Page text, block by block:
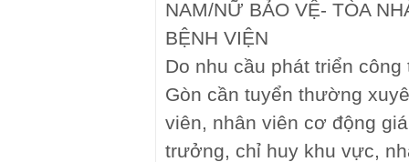
NAM/NỮ BẢO VỆ- TÒA
BỆNH VIỆN
Do nhu cầu phát triển
Gòn cần tuyển thường
viên, nhân viên cơ động
trưởng, chỉ huy khu vực,